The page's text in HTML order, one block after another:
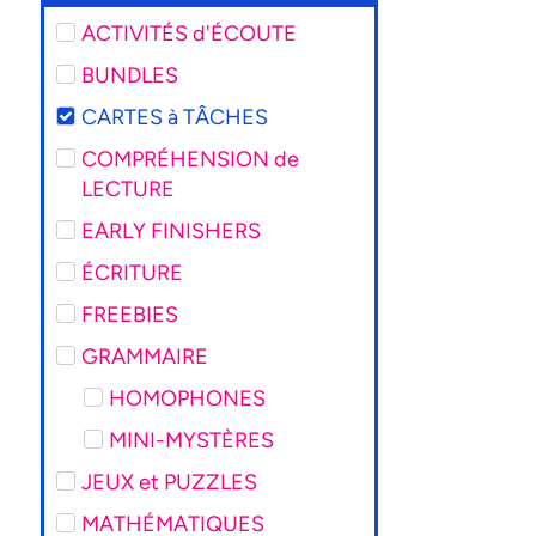
ACTIVITÉS d'ÉCOUTE
BUNDLES
CARTES à TÂCHES
COMPRÉHENSION de
LECTURE
EARLY FINISHERS
ÉCRITURE
FREEBIES
GRAMMAIRE
HOMOPHONES
MINI-MYSTÈRES
JEUX et PUZZLES
MATHÉMATIQUES